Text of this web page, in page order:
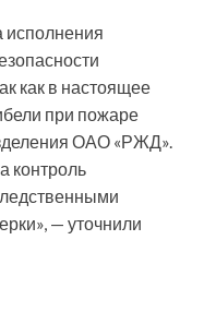
исполнения
как в настоящее
при пожаре
ОАО «РЖД».
контроль
— уточнили